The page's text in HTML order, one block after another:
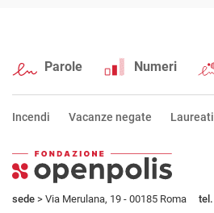
Parole Numeri
Incendi Vacanze negate Laureati
sede > Via Merulana, 19 - 00185 Roma tel.